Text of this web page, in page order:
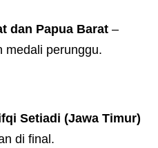
dan Papua Barat –
medali perunggu.
Setiadi (Jawa Timur)
di final.